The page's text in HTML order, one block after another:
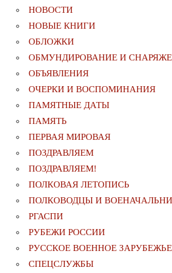
НОВОСТИ
НОВЫЕ КНИГИ
ОБЛОЖКИ
ОБМУНДИРОВАНИЕ И
ОБЪЯВЛЕНИЯ
ОЧЕРКИ И ВОСПОМИНАНИЯ
ПАМЯТНЫЕ ДАТЫ
ПАМЯТЬ
ПЕРВАЯ МИРОВАЯ
ПОЗДРАВЛЯЕМ
ПОЗДРАВЛЯЕМ!
ПОЛКОВАЯ ЛЕТОПИСЬ
ПОЛКОВОДЦЫ И
РГАСПИ
РУБЕЖИ РОССИИ
РУССКОЕ ВОЕННОЕ ЗАРУБЕЖЬЕ
СПЕЦСЛУЖБЫ